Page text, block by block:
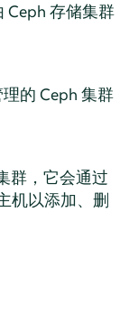
Ceph 存储集群
的 Ceph 集群
群，它会通过
机以添加、删